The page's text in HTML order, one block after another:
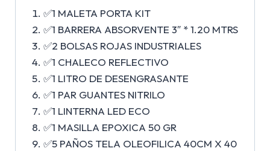
✅1 MALETA PORTA KIT
✅1 BARRERA ABSORVENTE 3″ * 1.20 MTRS
✅2 BOLSAS ROJAS INDUSTRIALES
✅1 CHALECO REFLECTIVO
✅1 LITRO DE DESENGRASANTE
✅1 PAR GUANTES NITRILO
✅1 LINTERNA LED ECO
✅1 MASILLA EPOXICA 50 GR
✅5 PAÑOS TELA OLEOFILICA 40CM X 40